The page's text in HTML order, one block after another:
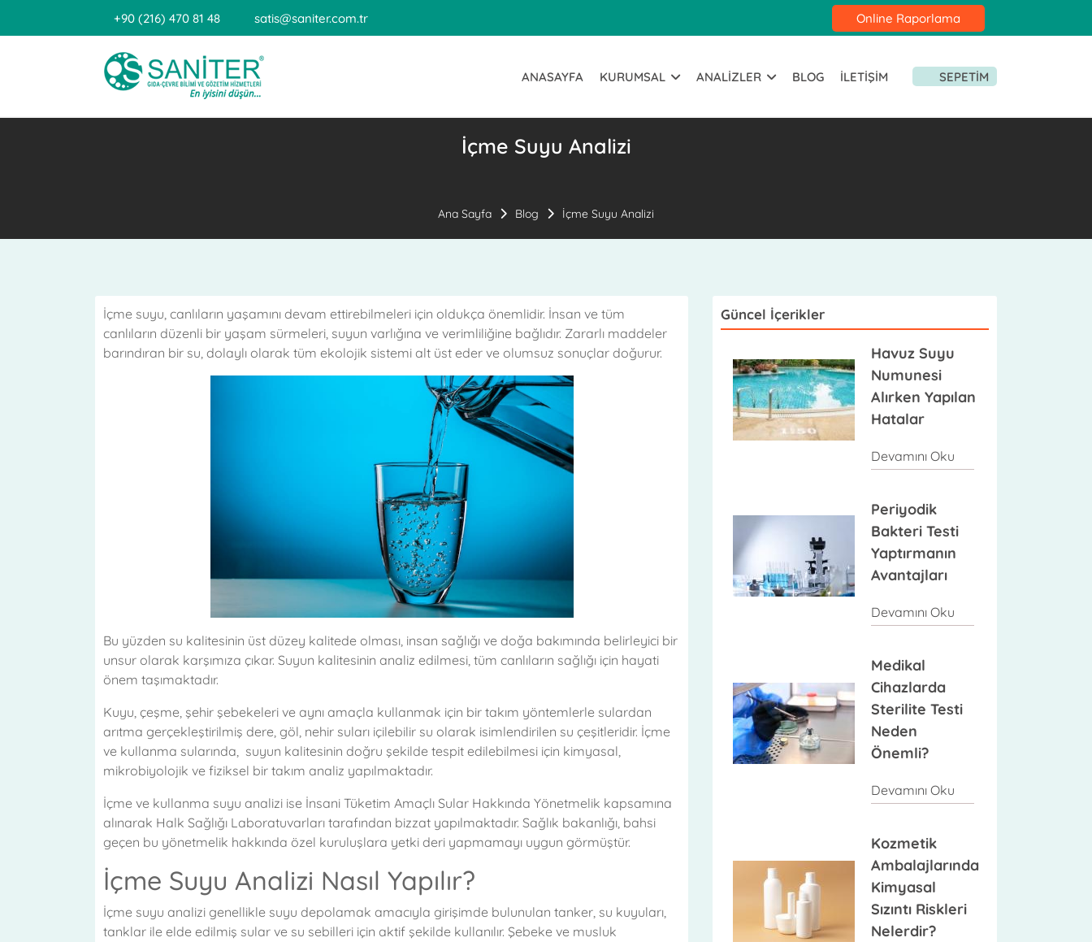
+90 (216) 470 81 48 satis@saniter.com.tr Online Raporlama
ANASAYFA KURUMSAL ANALIZLER BLOG İLETIŞIM SEPETIM
İçme Suyu Analizi
Ana Sayfa Blog İçme Suyu Analizi
İçme suyu, canlıların yaşamını devam ettirebilmeleri için oldukça önemlidir. İnsan ve tüm
canlıların düzenli bir yaşam sürmeleri, suyun varlığına ve verimliliğine bağlıdır. Zararlı maddeler
barındıran bir su, dolaylı olarak tüm ekolojik sistemi alt üst eder ve olumsuz sonuçlar doğurur.
Bu yüzden su kalitesinin üst düzey kalitede olması, insan sağlığı ve doğa bakımında belirleyici bir
unsur olarak karşımıza çıkar. Suyun kalitesinin analiz edilmesi, tüm canlıların sağlığı için hayati
önem taşımaktadır.
Kuyu, çeşme, şehir şebekeleri ve aynı amaçla kullanmak için bir takım yöntemlerle sulardan
arıtma gerçekleştirilmiş dere, göl, nehir suları içilebilir su olarak isimlendirilen su çeşitleridir. İçme
ve kullanma sularında, suyun kalitesinin doğru şekilde tespit edilebilmesi için kimyasal,
mikrobiyolojik ve fiziksel bir takım analiz yapılmaktadır.
İçme ve kullanma suyu analizi ise İnsani Tüketim Amaçlı Sular Hakkında Yönetmelik kapsamına
alınarak Halk Sağlığı Laboratuvarları tarafından bizzat yapılmaktadır. Sağlık bakanlığı, bahsi
geçen bu yönetmelik hakkında özel kuruluşlara yetki deri yapmamayı uygun görmüştür.
İçme Suyu Analizi Nasıl Yapılır?
İçme suyu analizi genellikle suyu depolamak amacıyla girişimde bulunulan tanker, su kuyuları,
tanklar ile elde edilmiş sular ve su sebilleri için aktif şekilde kullanılır. Şebeke ve musluk
Güncel İçerikler
Havuz Suyu
Numunesi
Alırken Yapılan
Hatalar
Devamını Oku
Periyodik
Bakteri Testi
Yaptırmanın
Avantajları
Devamını Oku
Medikal
Cihazlarda
Sterilite Testi
Neden
Önemli?
Devamını Oku
Kozmetik
Ambalajlarında
Kimyasal
Sızıntı Riskleri
Nelerdir?